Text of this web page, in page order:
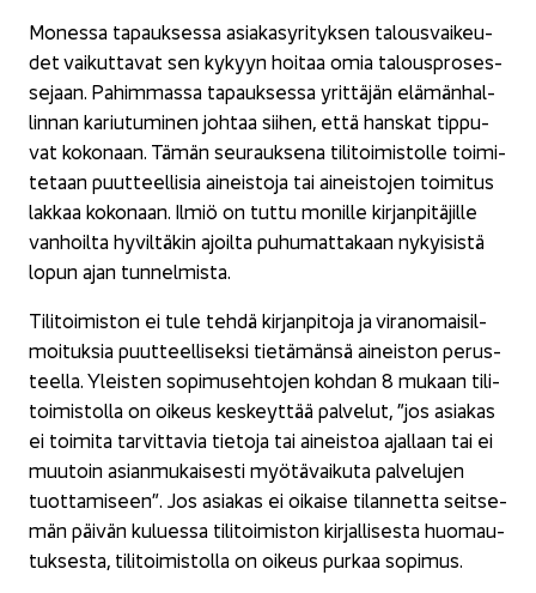
Mo­nes­sa ta­pauk­ses­sa asia­kas­yri­tyk­sen ta­lous­vai­keu­
det vai­kut­ta­vat sen ky­kyyn hoi­taa omia ta­lous­pro­ses­
se­jaan. Pa­him­mas­sa ta­pauk­ses­sa yrit­tä­jän elä­män­hal­
lin­nan ka­riu­tu­mi­nen joh­taa sii­hen, että hans­kat tip­pu­
vat ko­ko­naan. Tämän seu­rauk­se­na ti­li­toi­mis­tol­le toi­mi­
te­taan puut­teel­li­sia ai­neis­to­ja tai ai­neis­to­jen toi­mi­tus
lak­kaa ko­ko­naan. Ilmiö on tuttu mo­nil­le kir­jan­pi­tä­jil­le
van­hoil­ta hy­vil­tä­kin ajoil­ta pu­hu­mat­ta­kaan ny­kyi­sis­tä
lopun ajan tun­nel­mis­ta.
Ti­li­toi­mis­ton ei tule tehdä kir­jan­pi­to­ja ja vi­ran­omai­sil­
moi­tuk­sia puut­teel­li­sek­si tie­tä­män­sä ai­neis­ton pe­rus­
teel­la. Yleis­ten so­pi­museh­to­jen koh­dan 8 mu­kaan ti­li­
toi­mis­tol­la on oi­keus kes­keyt­tää pal­ve­lut, ”jos asia­kas
ei toi­mi­ta tar­vit­ta­via tie­to­ja tai ai­neis­toa ajal­laan tai ei
muu­toin asian­mu­kai­ses­ti myö­tä­vai­ku­ta pal­ve­lu­jen
tuot­ta­mi­seen”. Jos asia­kas ei oi­kai­se ti­lan­net­ta seit­se­
män päi­vän ku­lues­sa ti­li­toi­mis­ton kir­jal­li­ses­ta huo­mau­
tuk­ses­ta, ti­li­toi­mis­tol­la on oi­keus pur­kaa so­pi­mus.